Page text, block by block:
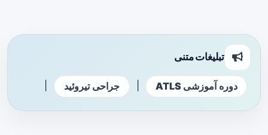
تبلیغات متنی
دوره آموزشی ATLS جراحی تیروئید